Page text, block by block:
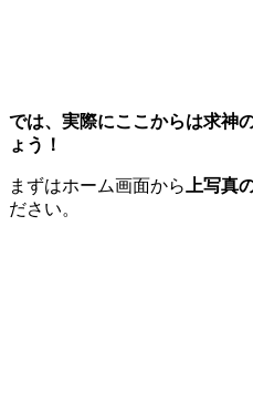
では、実際にここからは求神
ょう！
まずはホーム画面から 上写真
ださい。